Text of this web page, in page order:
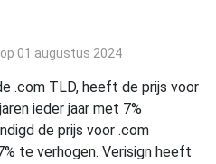
01 augustus 2024
.com TLD, heeft de prijs voor
ieder jaar met 7%
de prijs voor .com
te verhogen. Verisign heeft